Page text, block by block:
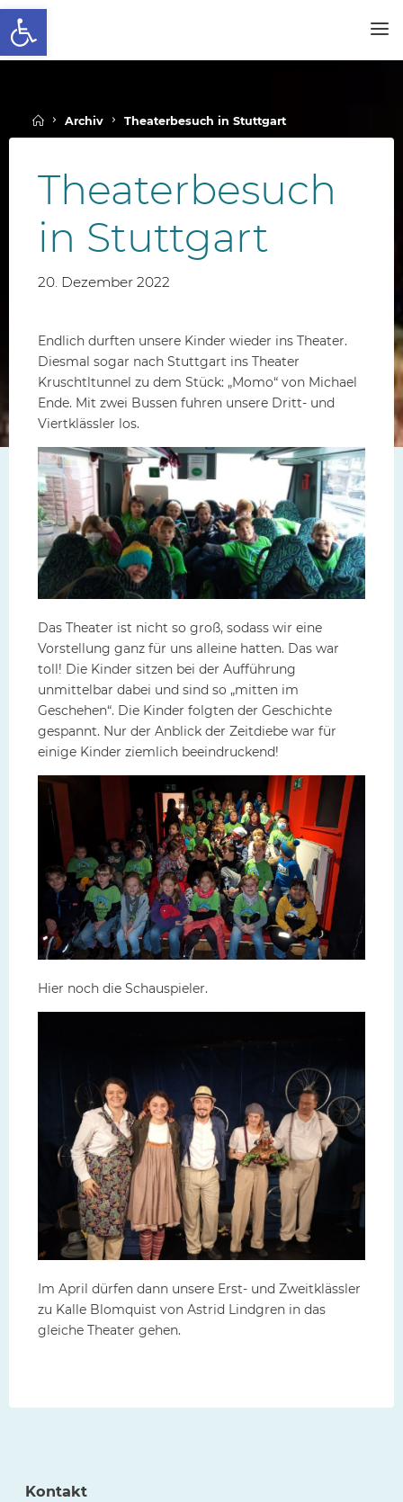
Werkzeugleiste öffnen
Skip
to
content
SCHALLENBERGSCHULE
Home
Archiv Theaterbesuch in Stuttgart
Theaterbesuch
in Stuttgart
20. Dezember 2022
Endlich durften unsere Kinder wieder ins Theater.
Diesmal sogar nach Stuttgart ins Theater
Kruschtltunnel zu dem Stück: „Momo“ von Michael
Ende. Mit zwei Bussen fuhren unsere Dritt- und
Viertklässler los.
Das Theater ist nicht so groß, sodass wir eine
Vorstellung ganz für uns alleine hatten. Das war
toll! Die Kinder sitzen bei der Aufführung
unmittelbar dabei und sind so „mitten im
Geschehen“. Die Kinder folgten der Geschichte
gespannt. Nur der Anblick der Zeitdiebe war für
einige Kinder ziemlich beeindruckend!
Hier noch die Schauspieler.
Im April dürfen dann unsere Erst- und Zweitklässler
zu Kalle Blomquist von Astrid Lindgren in das
gleiche Theater gehen.
Kontakt